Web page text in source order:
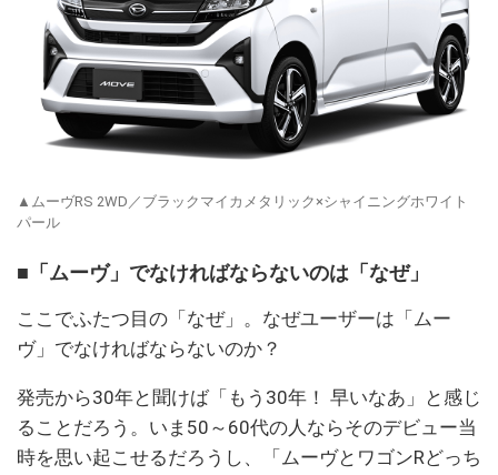
▲ムーヴRS 2WD／ブラックマイカメタリック×シャイニングホワイト
パール
■「ムーヴ」でなければならないのは「なぜ」
ここでふたつ目の「なぜ」。なぜユーザーは「ムー
ヴ」でなければならないのか？
発売から30年と聞けば「もう30年！ 早いなあ」と感じ
ることだろう。いま50～60代の人ならそのデビュー当
時を思い起こせるだろうし、「ムーヴとワゴンRどっち